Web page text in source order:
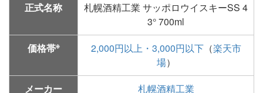
正式名称
札幌酒精工業 サッポロウイスキーSS 4
3° 700ml
価格帯※ 2,000円以上・3,000円以下（楽天市
場）
メーカー
札幌酒精工業